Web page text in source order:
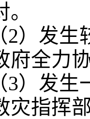
2）发
府全力协
3）发
灾指挥